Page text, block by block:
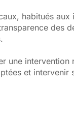
habitués
des
une intervention
et intervenir